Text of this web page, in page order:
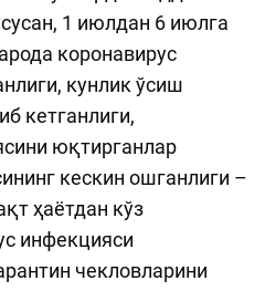
1 июлдан 6 июлга
коронавирус
кунлик ўсиш
кетганлиги,
юқтирганлар
кескин ошганлиги –
ҳаётдан кўз
инфекцияси
чекловларини